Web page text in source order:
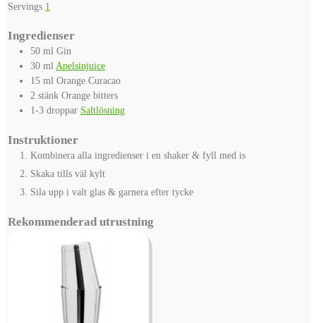
Servings 1
Ingredienser
50 ml Gin
30 mlApelsinjuice
15 ml Orange Curacao
2 stänk Orange bitters
1-3 droppar Saltlösning
Instruktioner
Kombinera alla ingredienser i en shaker & fyll med is
Skaka tills väl kylt
Sila upp i valt glas & garnera efter tycke
Rekommenderad utrustning